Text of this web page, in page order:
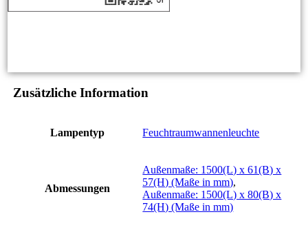
Zusätzliche Information
Lampentyp Feuchtraumwannenleuchte
Abmessungen
Außenmaße: 1500(L) x 61(B) x
57(H) (Maße in mm),
Außenmaße: 1500(L) x 80(B) x
74(H) (Maße in mm)